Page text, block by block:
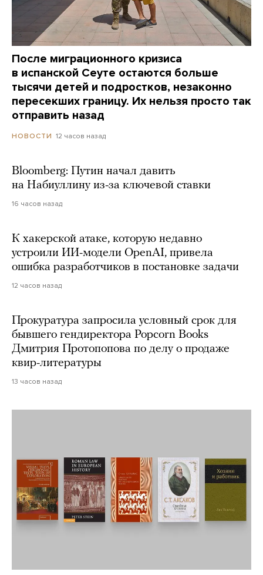
После миграционного кризиса
в испанской Сеуте остаются больше
тысячи детей и подростков, незаконно
пересекших границу. Их нельзя просто так
отправить назад
НОВОСТИ 12 часов назад
Bloomberg: Путин начал давить
на Набиуллину из-за ключевой ставки
16 часов назад
К хакерской атаке, которую недавно
устроили ИИ-модели OpenAI, привела
ошибка разработчиков в постановке задачи
12 часов назад
Прокуратура запросила условный срок для
бывшего гендиректора Popcorn Books
Дмитрия Протопопова по делу о продаже
квир-литературы
13 часов назад